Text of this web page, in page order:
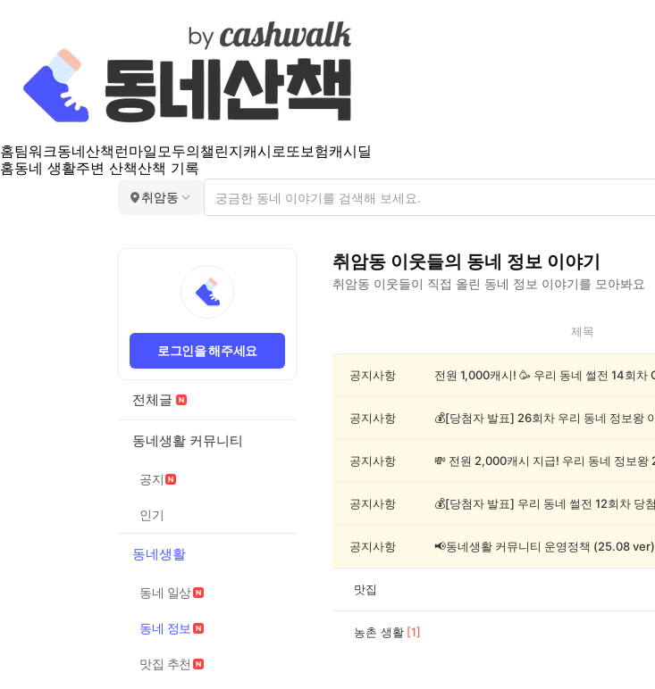
홈팀워크동네산책 런마일모두의챌린지캐시로또보험캐시딜
홈동네 생활주변 산책산책 기록
취암동
로그인을 해주세요
전체글
동네생활 커뮤니티
공지
인기
동네생활
동네 일상
동네 정보
맛집 추천
취암동 이웃들의 동네 정보 이야기
취암동 이웃들이 직접 올린 동네 정보 이야기를 모아봐요
동
제목
공지사항
공지사항
공지사항
공지사항
공지사항 📢동네생활 커뮤니티 운영정책 (25.08 ver)
맛집
농촌 생활 [1]